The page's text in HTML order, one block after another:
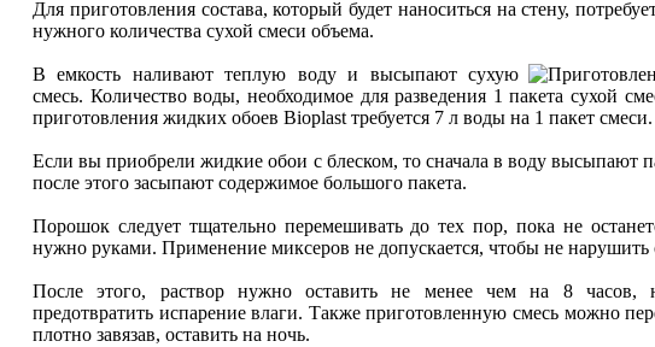
Для приготовления состава, который будет наноситься на стену,
нужного количества сухой смеси объема.
В емкость наливают теплую воду и высыпают сухую
смесь. Количество воды, необходимое для разведения 1 пакета сухой
приготовления жидких обоев Bioplast требуется 7 л воды на 1 пакет смеси.
Если вы приобрели жидкие обои с блеском, то сначала в воду высыпают
после этого засыпают содержимое большого пакета.
Порошок следует тщательно перемешивать до тех пор, пока не
нужно руками. Применение миксеров не допускается, чтобы не нарушить
После этого, раствор нужно оставить не менее чем на 8 часов,
предотвратить испарение влаги. Также приготовленную смесь можно
плотно завязав, оставить на ночь.